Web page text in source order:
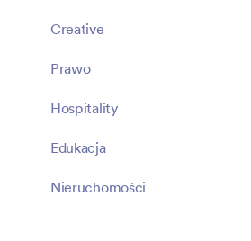
Creative
Prawo
Hospitality
Edukacja
Nieruchomości